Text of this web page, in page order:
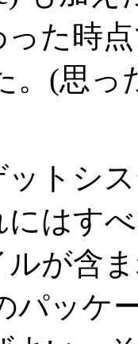
た時
。(思
トシ
はす
ルが含
パッケ